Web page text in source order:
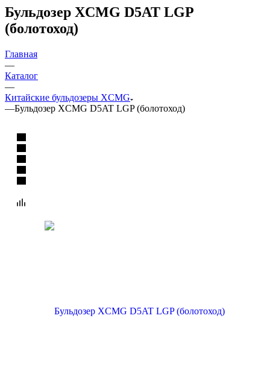
Бульдозер XCMG D5AT LGP
(болотоход)
Главная
—
Каталог
—
Китайские бульдозеры XCMG
—Бульдозер XCMG D5AT LGP (болотоход)